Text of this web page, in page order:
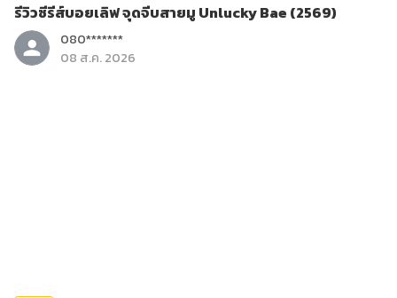
รีวิวซีรีส์บอยเลิฟ จุดจีบสายมู Unlucky Bae (2569)
080*******
08 ส.ค. 2026